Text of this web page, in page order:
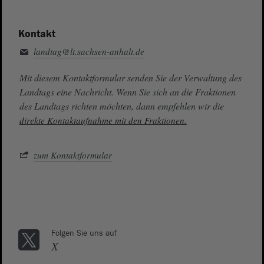
Kontakt
landtag@lt.sachsen-anhalt.de
Mit diesem Kontaktformular senden Sie der Verwaltung des
Landtags eine Nachricht. Wenn Sie sich an die Fraktionen
des Landtags richten möchten, dann empfehlen wir die
direkte Kontaktaufnahme mit den Fraktionen.
zum Kontaktformular
Folgen Sie uns auf
X